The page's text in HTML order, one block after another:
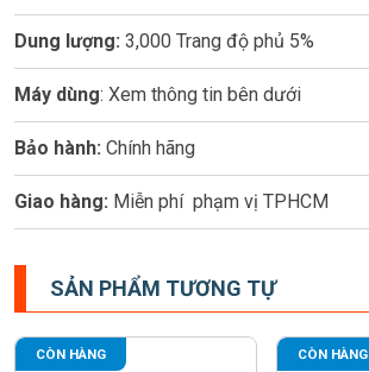
Dung lượng: 3,000 Trang độ phủ 5%
Máy dùng: Xem thông tin bên dưới
Bảo hành: Chính hãng
Giao hàng: Miễn phí phạm vị TPHCM
SẢN PHẨM TƯƠNG TỰ
CÒN HÀNG CÒN HÀNG